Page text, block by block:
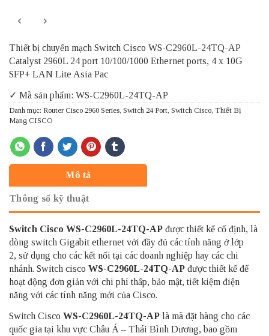
Thiết bị chuyển mạch Switch Cisco WS-C2960L-24TQ-AP
Catalyst 2960L 24 port 10/100/1000 Ethernet ports, 4 x 10G
SFP+ LAN Lite Asia Pac
✓ Mã sản phẩm: WS-C2960L-24TQ-AP
Danh mục: Router Cisco 2960 Series, Switch 24 Port, Switch Cisco, Thiết Bị
Mạng CISCO
Mô tả
Thông số kỹ thuật
Switch Cisco WS-C2960L-24TQ-AP được thiết kế cố định, là
dòng switch Gigabit ethernet với đầy đủ các tính năng ở lớp
2, sử dụng cho các kết nối tại các doanh nghiệp hay các chi
nhánh. Switch cisco WS-C2960L-24TQ-AP được thiết kế để
hoạt động đơn giản với chi phí thấp, bảo mật, tiết kiệm điện
năng với các tính năng mới của Cisco.
Switch Cisco WS-C2960L-24TQ-AP là mã đặt hàng cho các
quốc gia tại khu vực Châu Á – Thái Bình Dương, bao gồm